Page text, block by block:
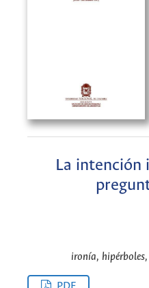
La intención
ironía,